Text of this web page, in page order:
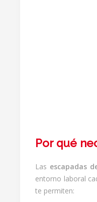
Por qué
Las escapadas
entorno laboral
te permiten: